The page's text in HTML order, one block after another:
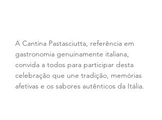
A Cantina Pastasciutta, referência em
gastronomia genuinamente italiana,
convida a todos para participar desta
celebração que une tradição, memórias
afetivas e os sabores autênticos da Itália.